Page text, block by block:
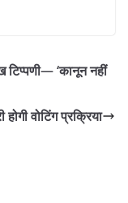
टिप्पणी— ‘कानून नहीं
वोटिंग प्रक्रिया